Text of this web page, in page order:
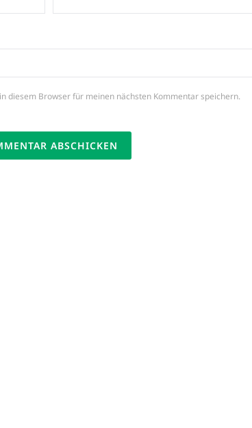
diesem Browser für meinen nächsten Kommentar speichern.